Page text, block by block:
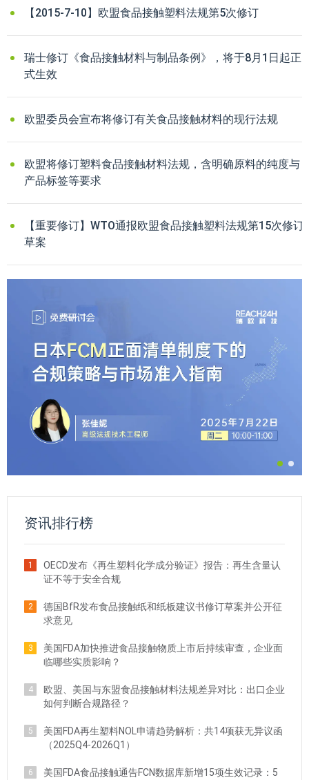
【2015-7-10】欧盟食品接触塑料法规第5次修订
瑞士修订《食品接触材料与制品条例》，将于8月1日起正
式生效
欧盟委员会宣布将修订有关食品接触材料的现行法规
欧盟将修订塑料食品接触材料法规，含明确原料的纯度与
产品标签等要求
【重要修订】WTO通报欧盟食品接触塑料法规第15次修订
草案
资讯排行榜
1
OECD发布《再生塑料化学成分验证》报告：再生含量认
证不等于安全合规
2
德国BfR发布食品接触纸和纸板建议书修订草案并公开征
求意见
3
美国FDA加快推进食品接触物质上市后持续审查，企业面
临哪些实质影响？
4
欧盟、美国与东盟食品接触材料法规差异对比：出口企业
如何判断合规路径？
5
美国FDA再生塑料NOL申请趋势解析：共14项获无异议函
（2025Q4-2026Q1）
6
美国FDA食品接触通告FCN数据库新增15项生效记录：5